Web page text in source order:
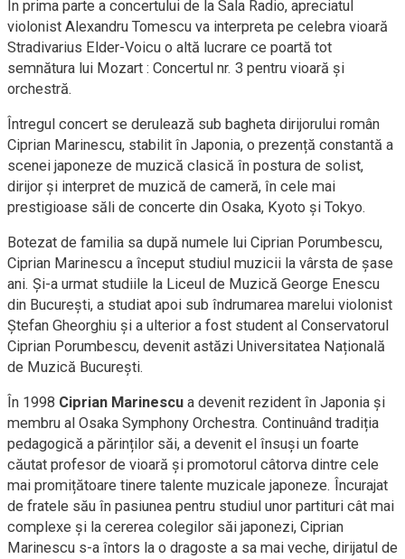
În prima parte a concertului de la Sala Radio, apreciatul
violonist Alexandru Tomescu va interpreta pe celebra vioară
Stradivarius Elder-Voicu o altă lucrare ce poartă tot
semnătura lui Mozart : Concertul nr. 3 pentru vioară şi
orchestră.
Întregul concert se derulează sub bagheta dirijorului român
Ciprian Marinescu, stabilit în Japonia, o prezență constantă a
scenei japoneze de muzică clasică în postura de solist,
dirijor și interpret de muzică de cameră, în cele mai
prestigioase săli de concerte din Osaka, Kyoto și Tokyo.
Botezat de familia sa după numele lui Ciprian Porumbescu,
Ciprian Marinescu a început studiul muzicii la vârsta de șase
ani. Și-a urmat studiile la Liceul de Muzică George Enescu
din București, a studiat apoi sub îndrumarea marelui violonist
Ștefan Gheorghiu și a ulterior a fost student al Conservatorul
Ciprian Porumbescu, devenit astăzi Universitatea Națională
de Muzică București.
În 1998 Ciprian Marinescu a devenit rezident în Japonia și
membru al Osaka Symphony Orchestra. Continuând tradiția
pedagogică a părinților săi, a devenit el însuși un foarte
căutat profesor de vioară și promotorul câtorva dintre cele
mai promițătoare tinere talente muzicale japoneze. Încurajat
de fratele său în pasiunea pentru studiul unor partituri cât mai
complexe și la cererea colegilor săi japonezi, Ciprian
Marinescu s-a întors la o dragoste a sa mai veche, dirijatul de